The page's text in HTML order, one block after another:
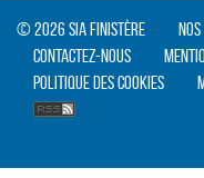
© 2026 SIA Finistère
Contactez-nous
Politique des cookies